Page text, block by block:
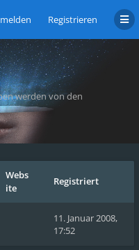
Registrieren
werden von den
Webs
ite
Registriert
11. Januar 2008,
17:52